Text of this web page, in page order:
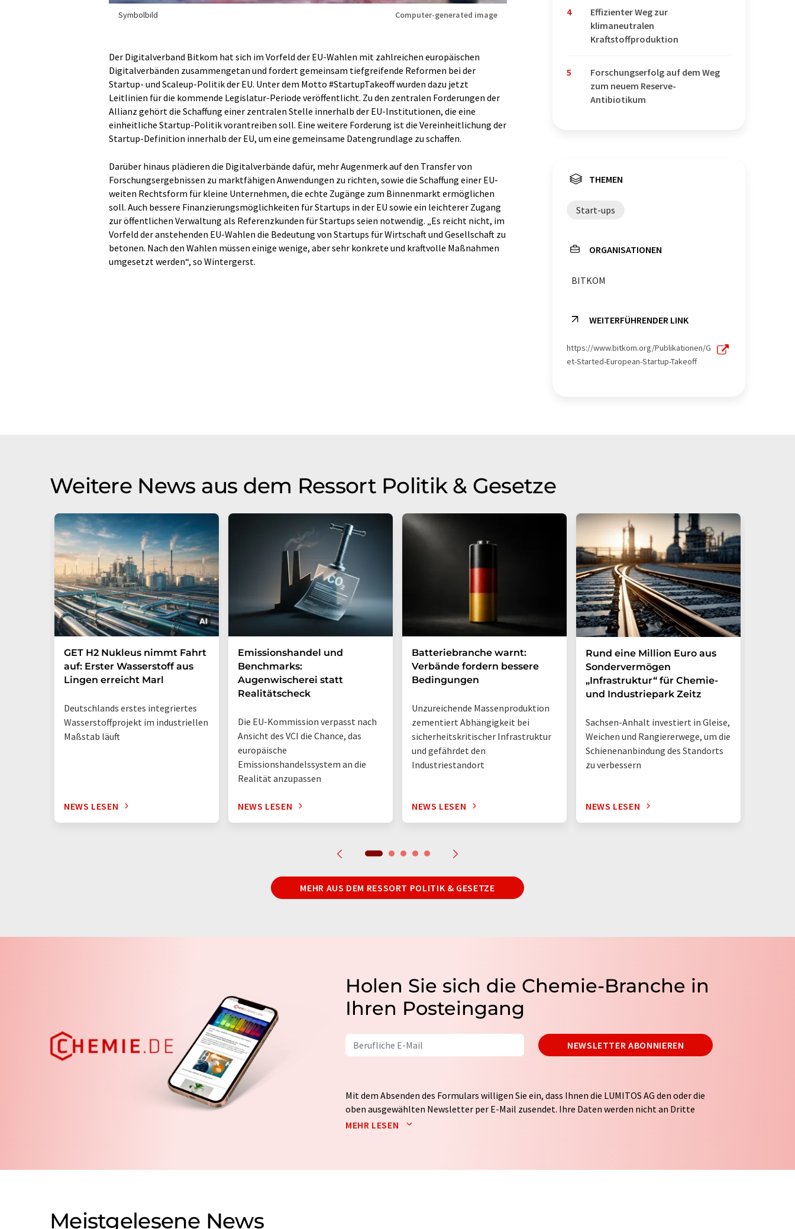
Symbolbild Computer-generated image
Der Digitalverband Bitkom hat sich im Vorfeld der EU-Wahlen mit zahlreichen europäischen
Digitalverbänden zusammengetan und fordert gemeinsam tiefgreifende Reformen bei der
Startup- und Scaleup-Politik der EU. Unter dem Motto #StartupTakeoff wurden dazu jetzt
Leitlinien für die kommende Legislatur-Periode veröffentlicht. Zu den zentralen Forderungen der
Allianz gehört die Schaffung einer zentralen Stelle innerhalb der EU-Institutionen, die eine
einheitliche Startup-Politik vorantreiben soll. Eine weitere Forderung ist die Vereinheitlichung der
Startup-Definition innerhalb der EU, um eine gemeinsame Datengrundlage zu schaffen.
Darüber hinaus plädieren die Digitalverbände dafür, mehr Augenmerk auf den Transfer von
Forschungsergebnissen zu marktfähigen Anwendungen zu richten, sowie die Schaffung einer EU-
weiten Rechtsform für kleine Unternehmen, die echte Zugänge zum Binnenmarkt ermöglichen
soll. Auch bessere Finanzierungsmöglichkeiten für Startups in der EU sowie ein leichterer Zugang
zur öffentlichen Verwaltung als Referenzkunden für Startups seien notwendig. „Es reicht nicht, im
Vorfeld der anstehenden EU-Wahlen die Bedeutung von Startups für Wirtschaft und Gesellschaft zu
betonen. Nach den Wahlen müssen einige wenige, aber sehr konkrete und kraftvolle Maßnahmen
umgesetzt werden“, so Wintergerst.
4
Effizienter Weg zur
klimaneutralen
Kraftstoffproduktion
5
Forschungserfolg auf dem Weg
zum neuem Reserve-
Antibiotikum
THEMEN
Start-ups
ORGANISATIONEN
BITKOM
WEITERFÜHRENDER LINK
https://www.bitkom.org/Publikationen/G
et-Started-European-Startup-Takeoff
Weitere News aus dem Ressort Politik & Gesetze
GET H2 Nukleus nimmt Fahrt
auf: Erster Wasserstoff aus
Lingen erreicht Marl
Deutschlands erstes integriertes
Wasserstoffprojekt im industriellen
Maßstab läuft
NEWS LESEN
Emissionshandel und
Benchmarks:
Augenwischerei statt
Realitätscheck
Die EU-Kommission verpasst nach
Ansicht des VCI die Chance, das
europäische
Emissionshandelssystem an die
Realität anzupassen
NEWS LESEN
Batteriebranche warnt:
Verbände fordern bessere
Bedingungen
Unzureichende Massenproduktion
zementiert Abhängigkeit bei
sicherheitskritischer Infrastruktur
und gefährdet den
Industriestandort
NEWS LESEN
Rund eine Million Euro aus
Sondervermögen
„Infrastruktur“ für Chemie-
und Industriepark Zeitz
Sachsen-Anhalt investiert in Gleise,
Weichen und Rangiererwege, um die
Schienenanbindung des Standorts
zu verbessern
NEWS LESEN
MEHR AUS DEM RESSORT POLITIK & GESETZE
Holen Sie sich die Chemie-Branche in
Ihren Posteingang
NEWSLETTER ABONNIEREN
Mit dem Absenden des Formulars willigen Sie ein, dass Ihnen die LUMITOS AG den oder die
oben ausgewählten Newsletter per E-Mail zusendet. Ihre Daten werden nicht an Dritte
weitergegeben. Die Speicherung und Verarbeitung Ihrer Daten durch die LUMITOS AG erfolgt
MEHR LESEN
Meistgelesene News